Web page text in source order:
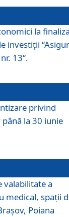
la
investiții
13“.
privind
la 30 iunie
valabilitate a
medical, spații
Poiana